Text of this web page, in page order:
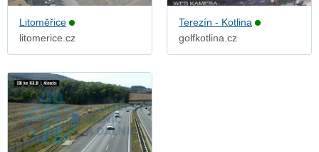
Litoměřice
litomerice.cz
Terezín - Kotlina
golfkotlina.cz